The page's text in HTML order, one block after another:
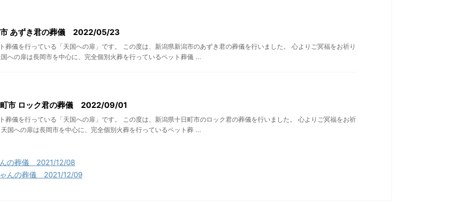
市 あずき君の葬儀 2022/05/23
葬儀を行っている「天国への扉」です。 この度は、新潟県新潟市のあずき君の葬儀を行いました。 心よりご冥福をお祈り
への扉は長岡市を中心に、完全個別火葬を行っているペット葬儀 ...
町市 ロック君の葬儀 2022/09/01
葬儀を行っている「天国への扉」です。 この度は、新潟県十日町市のロック君の葬儀を行いました。 心よりご冥福をお祈
国への扉は長岡市を中心に、完全個別火葬を行っているペット葬 ...
んの葬儀 2021/12/08
んの葬儀 2021/12/09